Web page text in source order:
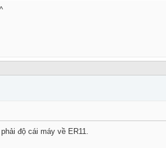
độ cái máy về ER11.